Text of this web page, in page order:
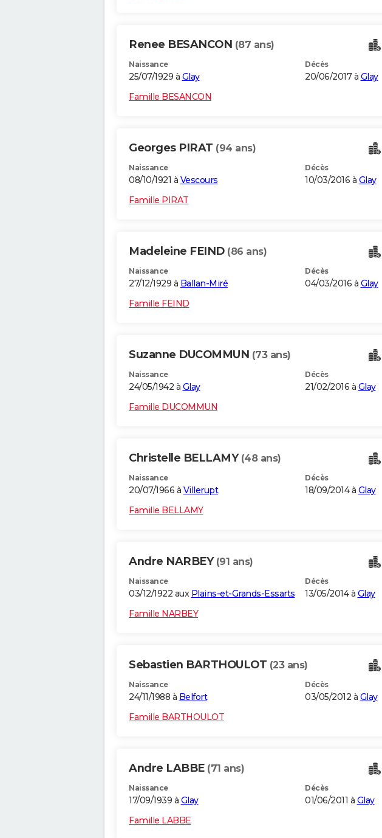
Renee BESANCON (87 ans)
Naissance
25/07/1929 à Glay
Décès
20/06/2017 à Glay
Famille BESANCON
Georges PIRAT (94 ans)
Naissance
08/10/1921 à Vescours
Décès
10/03/2016 à Glay
Famille PIRAT
Madeleine FEIND (86 ans)
Naissance
27/12/1929 à Ballan-Miré
Décès
04/03/2016 à Glay
Famille FEIND
Suzanne DUCOMMUN (73 ans)
Naissance
24/05/1942 à Glay
Décès
21/02/2016 à Glay
Famille DUCOMMUN
Christelle BELLAMY (48 ans)
Naissance
20/07/1966 à Villerupt
Décès
18/09/2014 à Glay
Famille BELLAMY
Andre NARBEY (91 ans)
Naissance
03/12/1922 aux Plains-et-Grands-Essarts
Décès
13/05/2014 à Glay
Famille NARBEY
Sebastien BARTHOULOT (23 ans)
Naissance
24/11/1988 à Belfort
Décès
03/05/2012 à Glay
Famille BARTHOULOT
Andre LABBE (71 ans)
Naissance
17/09/1939 à Glay
Décès
01/06/2011 à Glay
Famille LABBE